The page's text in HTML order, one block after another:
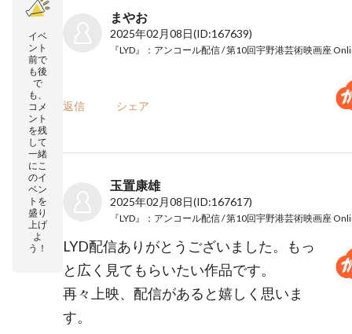
イベ
ント
前で
も後
で
も、
コメ
ント
を残
して
一緒
にこ
のイ
ベン
トを
盛り
上げ
よ
う！
まやお
2025年02月08日(ID:167639)
返信 シェア
玉置康雄
2025年02月08日(ID:167617)
LYD配信ありがとうございました。もっ
と広く見てもらいたい作品です。
再々上映、配信があると嬉しく思いま
す。